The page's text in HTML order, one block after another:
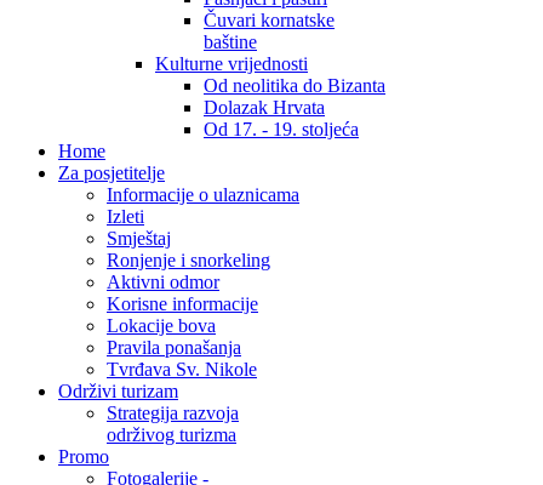
Čuvari kornatske
baštine
Kulturne vrijednosti
Od neolitika do Bizanta
Dolazak Hrvata
Od 17. - 19. stoljeća
Home
Za posjetitelje
Informacije o ulaznicama
Izleti
Smještaj
Ronjenje i snorkeling
Aktivni odmor
Korisne informacije
Lokacije bova
Pravila ponašanja
Tvrđava Sv. Nikole
Održivi turizam
Strategija razvoja
održivog turizma
Promo
Fotogalerije -